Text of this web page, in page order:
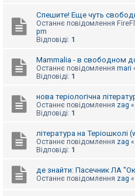
Спешите! Еще чуть
Останнє повідомлення
pm
Відповіді: 1
Mammalia - в свободном
Останнє повідомлення mari
Відповіді: 1
нова теріологічна
Останнє повідомлення zag «
Відповіді: 1
література на Теріошколі
Останнє повідомлення zag «
Відповіді: 1
де знайти: Пасечник ЛА
Останнє повідомлення zag «